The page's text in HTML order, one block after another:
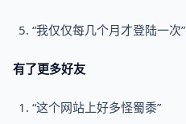
“我仅仅每几个月才登陆一次”
有了更多好友
“这个网站上好多怪蜀黍”